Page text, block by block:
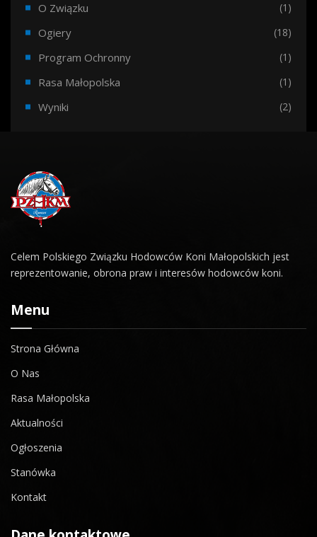
O Związku (1)
Ogiery (18)
Program Ochronny (1)
Rasa Małopolska (1)
Wyniki (2)
Celem Polskiego Związku Hodowców Koni Małopolskich jest
reprezentowanie, obrona praw i interesów hodowców koni.
Menu
Strona Główna
O Nas
Rasa Małopolska
Aktualności
Ogłoszenia
Stanówka
Kontakt